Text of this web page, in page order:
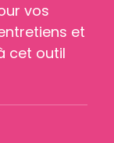
vos
et
cet outil